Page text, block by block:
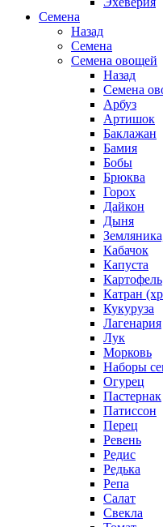
Семена
Назад
Семена
Семена овощей
Назад
Семена
Арбуз
Артишок
Баклажан
Бамия
Бобы
Брюква
Горох
Дайкон
Дыня
Кабачок
Капуста
Картофель
Катран
Кукуруза
Лагенария
Лук
Морковь
Наборы
Огурец
Пастернак
Патиссон
Перец
Ревень
Редис
Редька
Репа
Салат
Свекла